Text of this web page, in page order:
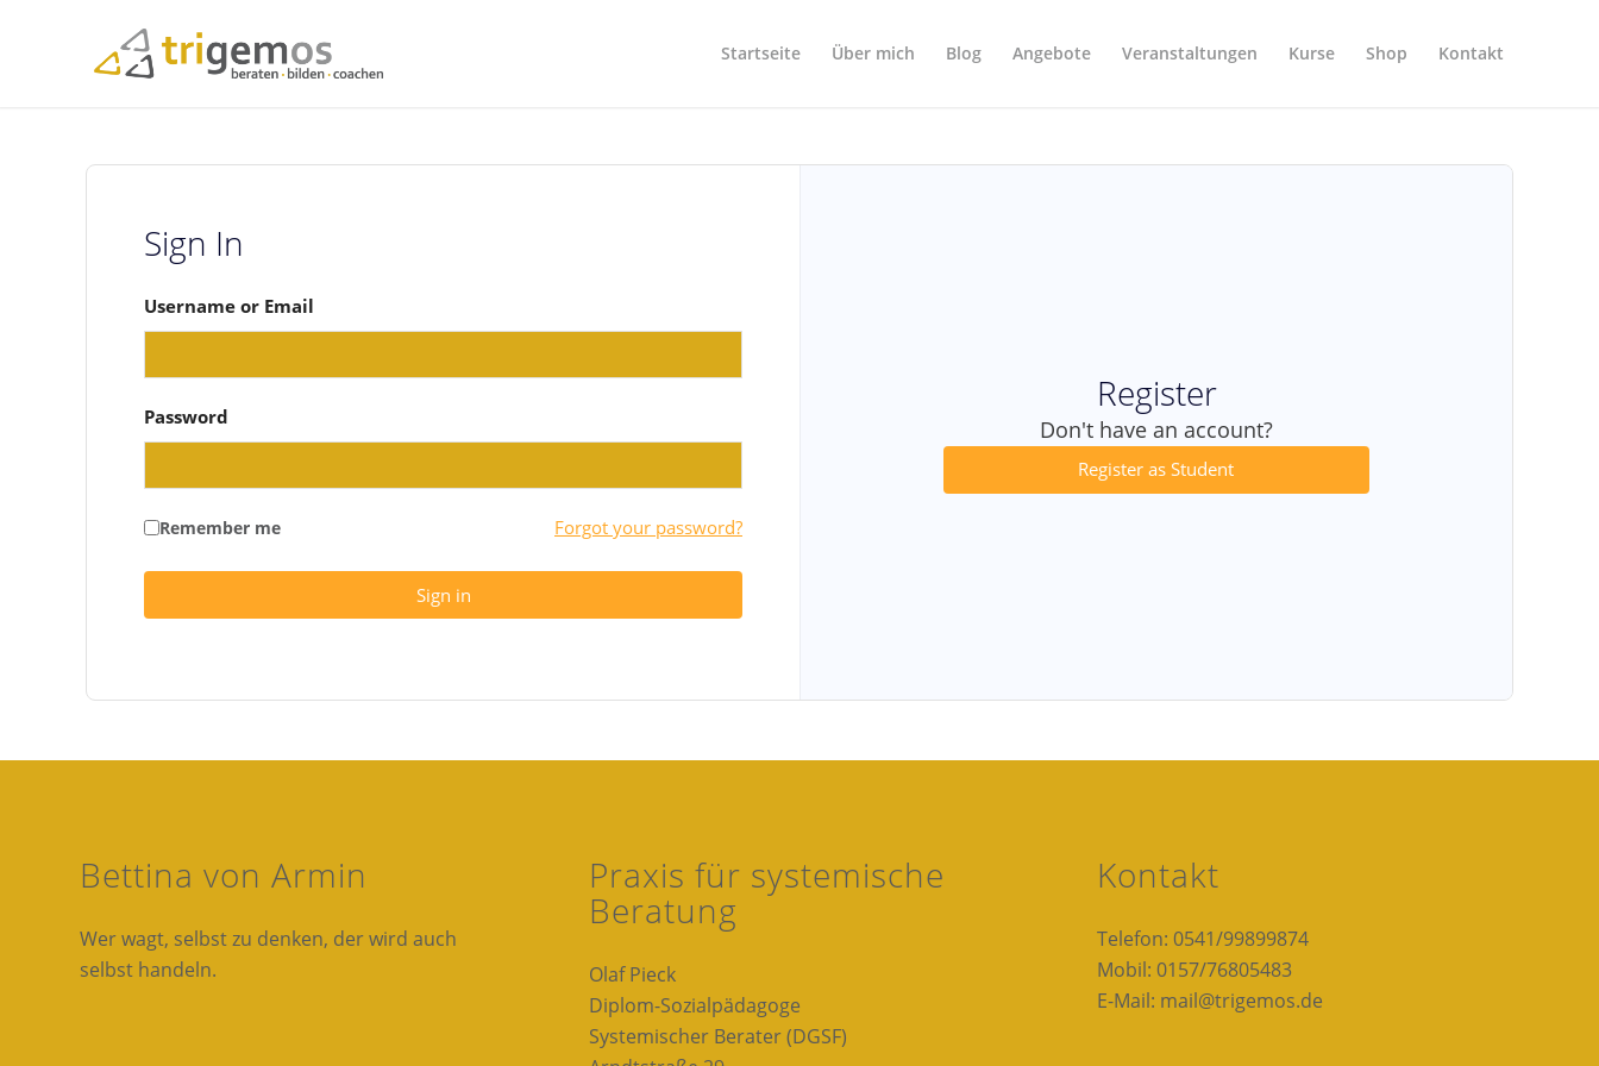
Startseite Über mich Blog Angebote Veranstaltungen Kurse Shop Kontakt
Sign In
Username or Email
Password
Remember me Forgot your password?
Sign in
Register
Don't have an account?
Register as Student
Bettina von Armin
Wer wagt, selbst zu denken, der wird auch
selbst handeln.
Praxis für systemische
Beratung
Olaf Pieck
Diplom-Sozialpädagoge
Systemischer Berater (DGSF)
Kontakt
Telefon: 0541/99899874
Mobil: 0157/76805483
E-Mail: mail@trigemos.de